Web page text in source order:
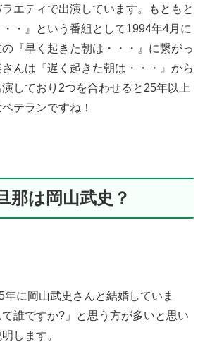
エティで出演しています。もともと
・・』という番組として1994年4月に
『早く起きた朝は・・・』に繋がっ
んは『遅く起きた朝は・・・』から
しており2つを合わせると25年以上
テランですね！
那は岡山武史？
に岡山武史さんと結婚していま
誰ですか?」と思う方が多いと思い
します。